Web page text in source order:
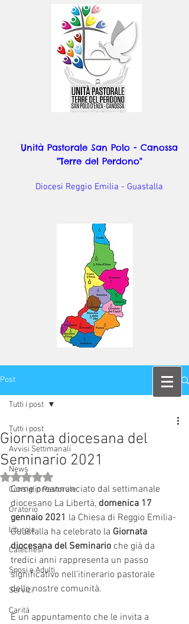
Unità Pastorale San Polo - Canossa
"Terre del Perdono"
Diocesi Reggio Emilia - Guastalla
Post
Tutti i post
Avvisi Settimanali
News
Consiglio Pastorale
Oratorio
Liturgia
Catechesi
Sposi e Adulti
Servizi
Carità
Tutti i post
Giornata diocesana del
Seminario 2021
Valutazione NaN stelle su 5.
Come preannunciato dal settimanale
diocesano La Libertà, domenica 17
gennaio 2021 la Chiesa di Reggio Emilia-
Guastalla ha celebrato la Giornata
diocesana del Seminario che già da
tredici anni rappresenta un passo
significativo nell’itinerario pastorale
delle nostre comunità.
È un appuntamento che le invita a